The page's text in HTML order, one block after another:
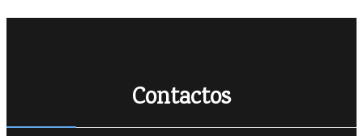
Contactos